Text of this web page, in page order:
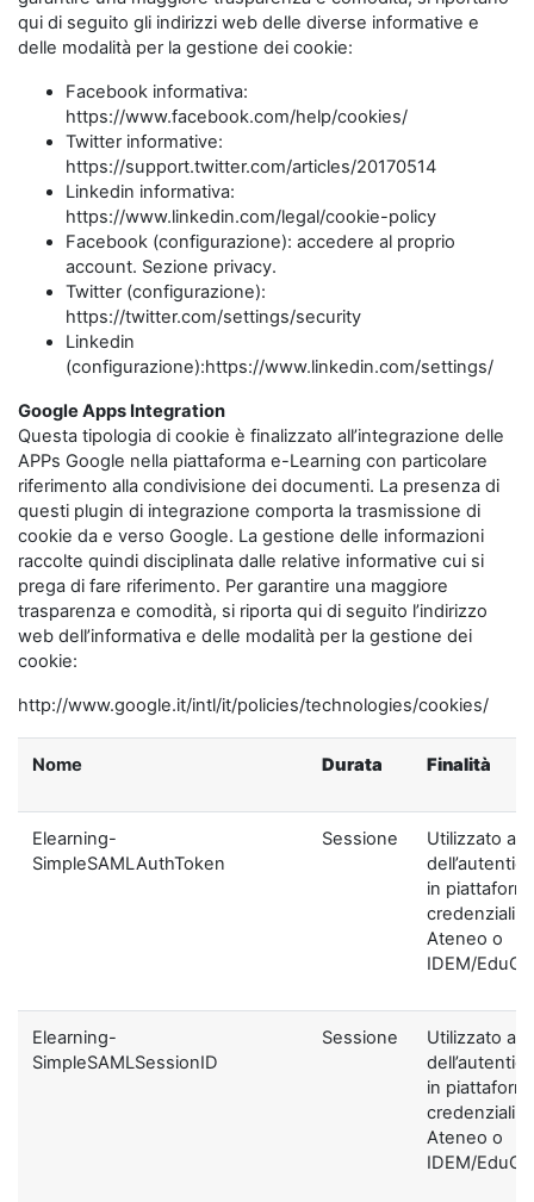
qui di seguito gli indirizzi web delle diverse informative e
delle modalità per la gestione dei cookie:
Facebook informativa:
https://www.facebook.com/help/cookies/
Twitter informative:
https://support.twitter.com/articles/20170514
Linkedin informativa:
https://www.linkedin.com/legal/cookie-policy
Facebook (configurazione): accedere al proprio
account. Sezione privacy.
Twitter (configurazione):
https://twitter.com/settings/security
Linkedin
(configurazione):https://www.linkedin.com/settings/
Google Apps Integration
Questa tipologia di cookie è finalizzato all’integrazione delle
APPs Google nella piattaforma e-Learning con particolare
riferimento alla condivisione dei documenti. La presenza di
questi plugin di integrazione comporta la trasmissione di
cookie da e verso Google. La gestione delle informazioni
raccolte quindi disciplinata dalle relative informative cui si
prega di fare riferimento. Per garantire una maggiore
trasparenza e comodità, si riporta qui di seguito l’indirizzo
web dell’informativa e delle modalità per la gestione dei
cookie:
http://www.google.it/intl/it/policies/technologies/cookies/
Nome Durata Finalità
Elearning-
SimpleSAMLAuthToken
Sessione
Utilizzato ai
in
credenziali di
Ateneo o
IDEM/
Elearning-
SimpleSAMLSessionID
Sessione
Utilizzato ai
in
credenziali di
Ateneo o
IDEM/